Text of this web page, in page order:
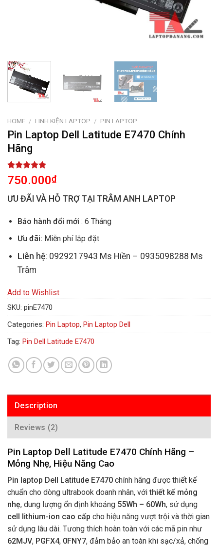
HOME / LINH KIỆN LAPTOP / PIN LAPTOP
Pin Laptop Dell Latitude E7470 Chính
Hãng
Rated
5.00
out of 5
based on
2
customer
750.000₫
ƯU ĐÃI VÀ HỖ TRỢ TẠI TRÂM ANH LAPTOP
Bảo hành đổi mới : 6 Tháng
Ưu đãi: Miễn phí lắp đặt
Liên hệ: 0929217943 Ms Hiền – 0935098288 Ms
Trâm
Add to Wishlist
SKU: pinE7470
Categories: Pin Laptop, Pin Laptop Dell
Tag: Pin Dell Latitude E7470
Description
Reviews (2)
Pin Laptop Dell Latitude E7470 Chính Hãng –
Mỏng Nhẹ, Hiệu Năng Cao
Pin laptop Dell Latitude E7470 chính hãng được thiết kế
chuẩn cho dòng ultrabook doanh nhân, vớithiết kế mỏng
nhẹ, dung lượng ổn định khoảng 55Wh – 60Wh, sử dụng
cell lithium-ion cao cấp cho hiệu năng vượt trội và thời gian
sử dụng lâu dài. Tương thích hoàn toàn với các mã pin như
62MJV, PGFX4, 0FNY7, đảm bảo an toàn khi sạc/xả, chống